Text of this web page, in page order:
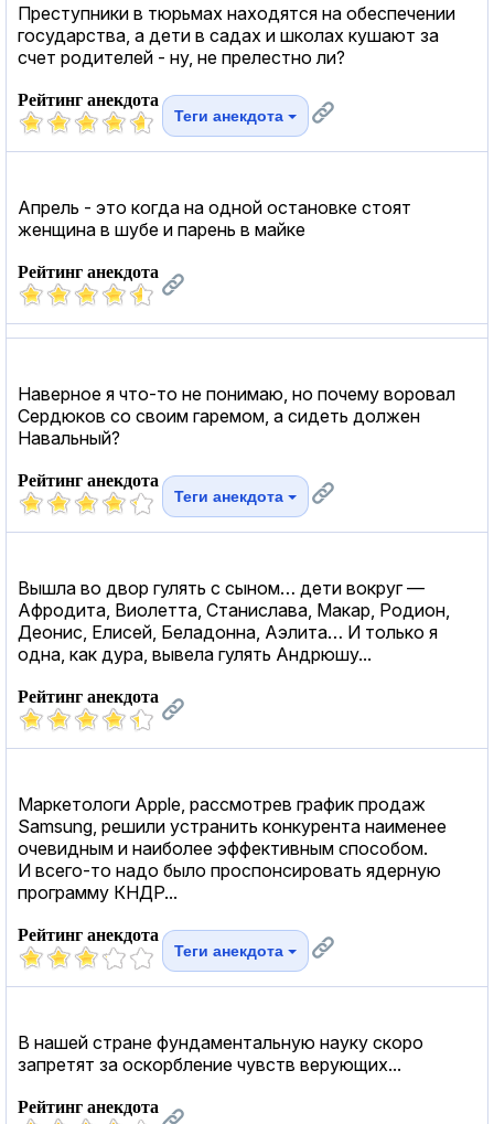
Преступники в тюрьмах находятся на обеспечении
государства, а дети в садах и школах кушают за
счет родителей - ну, не прелестно ли?
Рейтинг анекдота
Теги анекдота
Апрель - это когда на одной остановке стоят
женщина в шубе и парень в майке
Рейтинг анекдота
Наверное я что-то не понимаю, но почему воровал
Сердюков со своим гаремом, а сидеть должен
Навальный?
Рейтинг анекдота
Теги анекдота
Вышла во двор гулять с сыном… дети вокруг —
Афродита, Виолетта, Станислава, Макар, Родион,
Деонис, Елисей, Беладонна, Аэлита… И только я
одна, как дура, вывела гулять Андрюшу...
Рейтинг анекдота
Маркетологи Apple, рассмотрев график продаж
Samsung, решили устранить конкурента наименее
очевидным и наиболее эффективным способом.
И всего-то надо было проспонсировать ядерную
программу КНДР...
Рейтинг анекдота
Теги анекдота
В нашей стране фундаментальную науку скоро
запретят за оскорбление чувств верующих...
Рейтинг анекдота